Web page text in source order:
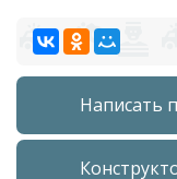
Написать